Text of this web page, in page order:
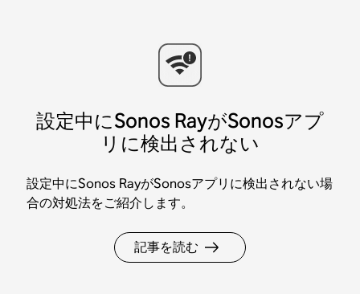
設定中にSonos RayがSonosアプ
リに検出されない
設定中にSonos RayがSonosアプリに検出されない場
合の対処法をご紹介します。
記事を読む